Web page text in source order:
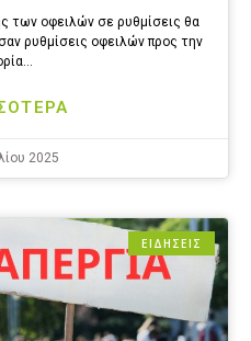
των οφειλών σε ρυθμίσεις θα
ρυθμίσεις οφειλών προς την
2025
ΕΙΔΗΣΕΙΣ